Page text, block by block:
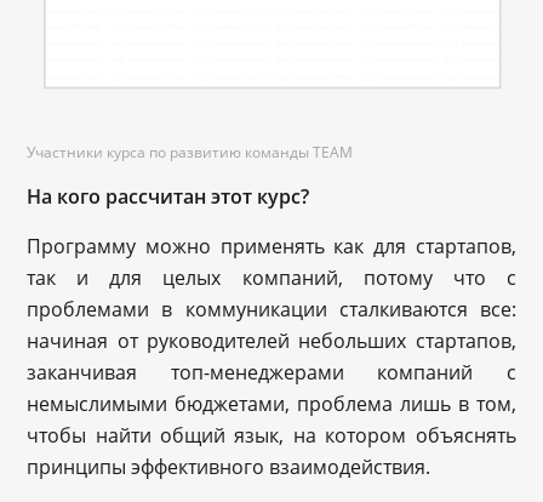
Участники курса по развитию команды TEAM
На кого рассчитан этот курс?
Программу можно применять как для стартапов,
так и для целых компаний, потому что с
проблемами в коммуникации сталкиваются все:
начиная от руководителей небольших стартапов,
заканчивая топ-менеджерами компаний с
немыслимыми бюджетами, проблема лишь в том,
чтобы найти общий язык, на котором объяснять
принципы эффективного взаимодействия.